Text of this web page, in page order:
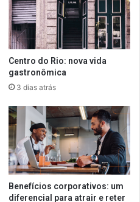
Centro do Rio: nova vida
gastronômica
3 dias atrás
Benefícios corporativos: um
diferencial para atrair e reter